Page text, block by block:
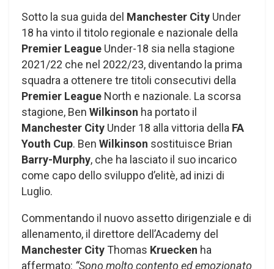
Sotto la sua guida del Manchester City Under
18 ha vinto il titolo regionale e nazionale della
Premier League Under-18 sia nella stagione
2021/22 che nel 2022/23, diventando la prima
squadra a ottenere tre titoli consecutivi della
Premier League North e nazionale. La scorsa
stagione, Ben Wilkinson ha portato il
Manchester City Under 18 alla vittoria della FA
Youth Cup. Ben Wilkinson sostituisce Brian
Barry-Murphy, che ha lasciato il suo incarico
come capo dello sviluppo d’elitè, ad inizi di
Luglio.
Commentando il nuovo assetto dirigenziale e di
allenamento, il direttore dell’Academy del
Manchester City Thomas Kruecken ha
affermato: “Sono molto contento ed emozionato